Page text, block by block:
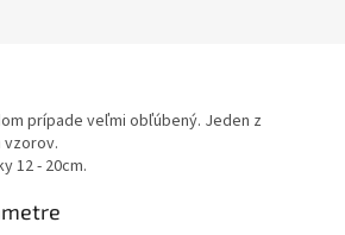
prípade veľmi obľúbený. Jeden z
vzorov.
12 - 20cm.